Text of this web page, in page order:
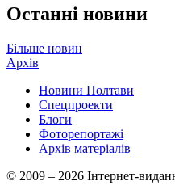
Останні новини
Більше новин
Архів
Новини Полтави
Спецпроекти
Блоги
Фоторепортажі
Архів матеріалів
© 2009 – 2026 Інтернет-